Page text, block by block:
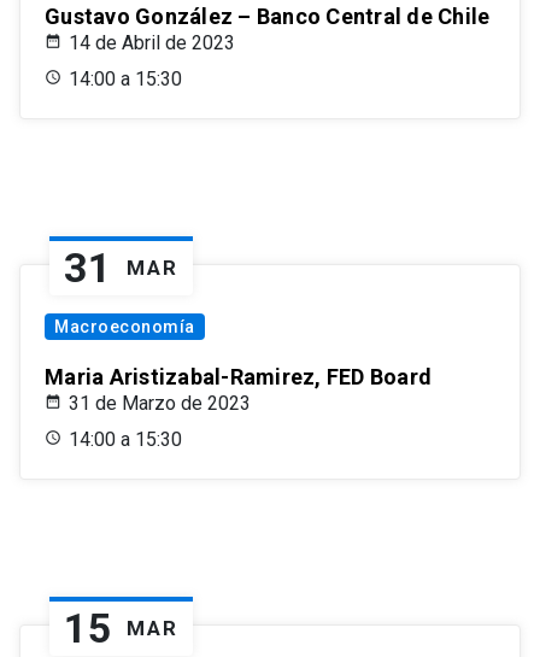
Gustavo González – Banco Central de Chile
14 de Abril de 2023
14:00 a 15:30
31 MAR
Macroeconomía
Maria Aristizabal-Ramirez, FED Board
31 de Marzo de 2023
14:00 a 15:30
15 MAR